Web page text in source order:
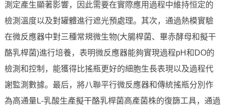
測定產生顯著影響，因此需要在實際應用過程中維持恒定的
檢測溫度以及對罐體進行遮光預處理。其次，通過熱模實驗
在微反應器中對三種常規微生物(大腸桿菌、畢赤酵母和擬干
酪乳桿菌)進行培養，表明微反應器能夠實現過程pH和DO的
檢測和控制，能獲得比搖瓶更好的細胞生長表現以及過程代
謝監測數據。最后，將八聯平行微反應器和傳統搖瓶分別作
為高通量L-乳酸生產擬干酪乳桿菌高產菌株的復篩工具，通過